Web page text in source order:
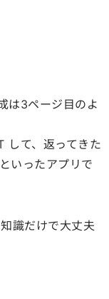
は3ページ目のよ
して、返ってきた
いったアプリで
識だけで大丈夫